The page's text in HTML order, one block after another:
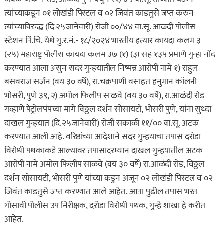
त्यांच्याकडून ०१ लोखंडी पिस्टल व ०२ जिवंत काडतुसे जप्त करुन
त्यांच्याविरुद्ध (दि.२५जानेवारी) रोजी ००/४४ वा.सू. आळंदी पोलीस
स्टेशन पिं.चि. येथे गु.र.नं.- १८/२०२४ भारतीय हत्यार कायदा कलम ३
(२५) महाराष्ट्र पोलीस कायदा कलम ३७ (१) (३) सह १३५ प्रमाणे गुन्हा नोंद
करण्यात आला असुन सदर गुन्हयातील निष्पन्न आरोपी नामे १) राहुल
बसवराज सर्जन (वय ३० वर्षे), रा.चक्रपाणी वसाहत हनुमान कॉलनी
भोसरी, पुणे ३९, २) अमोल फिलीप साळवे (वय ३० वर्षे), रा.आळंदी रोड
गव्हाणे पेट्रोलपंपच्या मागे विठ्ठल दर्शन सोसायटी, भोसरी पुणे, यांना सुध्दा
दाखल गुन्हयात (दि.२५जानेवारी) रोजी सकाळी ११/०० वा.सू. अटक
करण्यात आली आहे. वरिष्ठांच्या आदेशाने सदर गुन्हयाचा तपास दरोडा
विरोधी पथकाकडे आल्यावर तपासादरम्यान दाखल गुन्हयातील अटक
आरोपी नामे अमोल फिलीप साळवे (वय ३० वर्षे) रा.आळंदी रोड, विठ्ठल
दर्शन सोसायटी, भोसरी पुणे यांच्या कडुन अजून ०२ लोखंडी पिस्टल व ०२
जिवंत काडतुसे जप्त करण्यात आले आहेत. आता पुढील तपास भरत
गोसावी पोलीस उप निरीक्षक, दरोडा विरोधी पथक, गुन्हे शाखा हे करीत
आहेत.